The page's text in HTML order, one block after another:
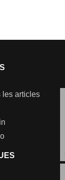
les articles